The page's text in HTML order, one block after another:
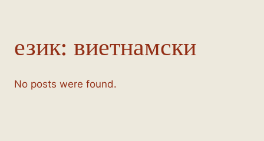
език: виетнамски
No posts were found.